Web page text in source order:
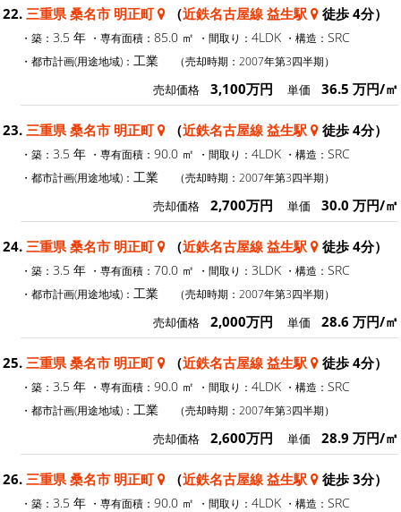
22. 三重県 桑名市 明正町 （近鉄名古屋線 益生駅 徒歩 4分）
・築： 3.5 年 ・専有面積： 85.0 ㎡ ・間取り： 4LDK ・構造： SRC
・都市計画(用途地域)： 工業 （売却時期：2007年第3四半期）
売却価格 3,100万円 単価 36.5 万円/㎡
23. 三重県 桑名市 明正町 （近鉄名古屋線 益生駅 徒歩 4分）
・築： 3.5 年 ・専有面積： 90.0 ㎡ ・間取り： 4LDK ・構造： SRC
・都市計画(用途地域)： 工業 （売却時期：2007年第3四半期）
売却価格 2,700万円 単価 30.0 万円/㎡
24. 三重県 桑名市 明正町 （近鉄名古屋線 益生駅 徒歩 4分）
・築： 3.5 年 ・専有面積： 70.0 ㎡ ・間取り： 3LDK ・構造： SRC
・都市計画(用途地域)： 工業 （売却時期：2007年第3四半期）
売却価格 2,000万円 単価 28.6 万円/㎡
25. 三重県 桑名市 明正町 （近鉄名古屋線 益生駅 徒歩 4分）
・築： 3.5 年 ・専有面積： 90.0 ㎡ ・間取り： 4LDK ・構造： SRC
・都市計画(用途地域)： 工業 （売却時期：2007年第3四半期）
売却価格 2,600万円 単価 28.9 万円/㎡
26. 三重県 桑名市 明正町 （近鉄名古屋線 益生駅 徒歩 3分）
・築： 3.5 年 ・専有面積： 90.0 ㎡ ・間取り： 4LDK ・構造： SRC